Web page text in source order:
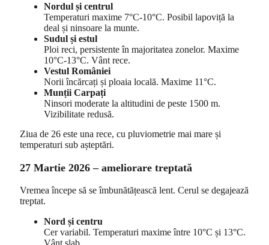
Nordul și centrul
Temperaturi maxime 7°C-10°C. Posibil lapoviță la
deal și ninsoare la munte.
Sudul și estul
Ploi reci, persistente în majoritatea zonelor. Maxime
10°C-13°C. Vânt rece.
Vestul României
Norii încărcați și ploaia locală. Maxime 11°C.
Munții Carpați
Ninsori moderate la altitudini de peste 1500 m.
Vizibilitate redusă.
Ziua de 26 este una rece, cu pluviometrie mai mare și
temperaturi sub așteptări.
27 Martie 2026 – ameliorare treptată
Vremea începe să se îmbunătățească lent. Cerul se degajează
treptat.
Nord și centru
Cer variabil. Temperaturi maxime între 10°C și 13°C.
Vânt slab.